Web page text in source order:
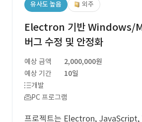
유사도 높음 외주
Electron 기반 Windows/
버그 수정 및 안정화
예상 금액
2,000,000원
예상 기간
10일
개발
PC 프로그램
프로젝트는 Electron,